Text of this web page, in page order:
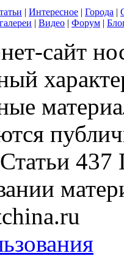
| Интересное | Города |
| Видео | Форум |
сайт
437